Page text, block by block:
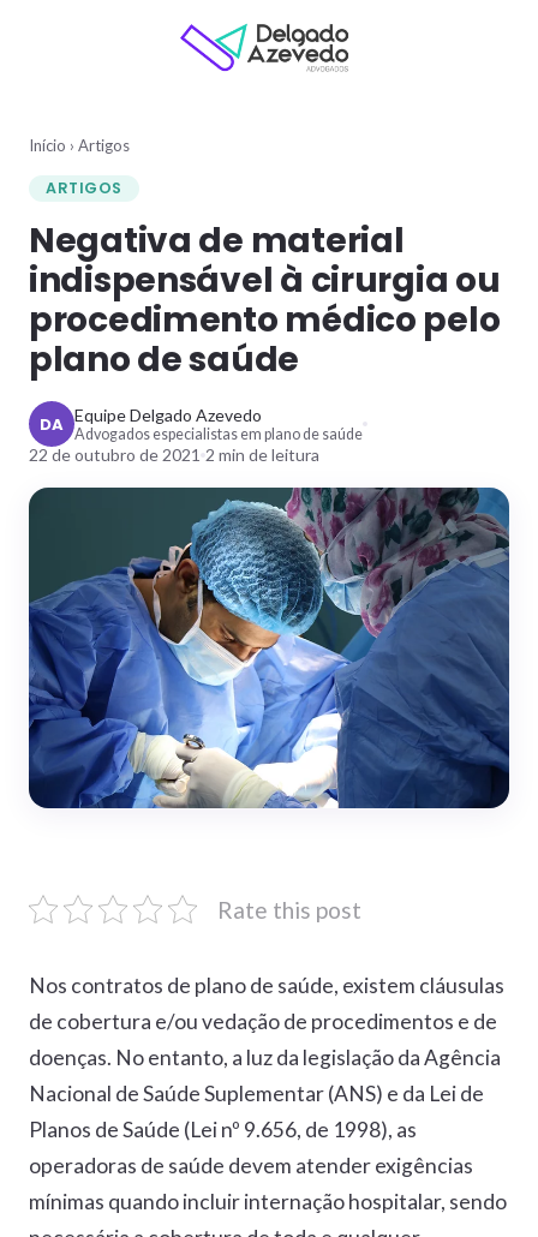
Início › Artigos
ARTIGOS
Negativa de material
indispensável à cirurgia ou
procedimento médico pelo
plano de saúde
DA Equipe Delgado Azevedo
Advogados especialistas em plano de saúde
22 de outubro de 2021 2 min de leitura
Rate this post
Nos contratos de plano de saúde, existem cláusulas
de cobertura e/ou vedação de procedimentos e de
doenças. No entanto, a luz da legislação da Agência
Nacional de Saúde Suplementar (ANS) e da Lei de
Planos de Saúde (Lei nº 9.656, de 1998), as
operadoras de saúde devem atender exigências
mínimas quando incluir internação hospitalar, sendo